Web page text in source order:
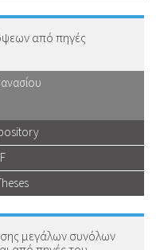
από πηγές
μεγάλων συνόλων